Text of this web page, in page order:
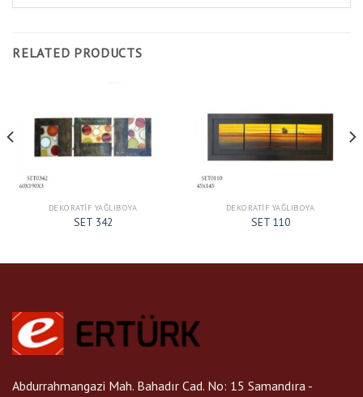
RELATED PRODUCTS
DEKORATIF YAĞLIBOYA
SET 342
DEKORATIF YAĞLIBOYA
SET 110
Abdurrahmangazi Mah. Bahadır Cad. No: 15 Samandıra -